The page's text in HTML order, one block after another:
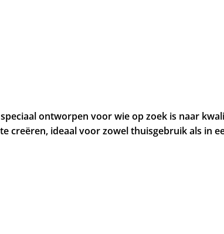
ontworpen voor wie op zoek is naar
creëren, ideaal voor zowel thuisgebruik als in